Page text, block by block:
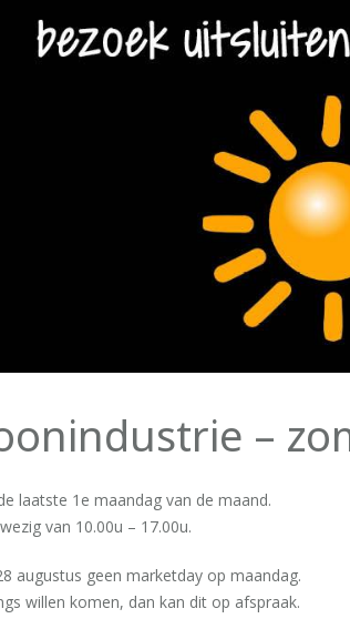
–
laatste 1e maandag van de maand.
van 10.00u – 17.00u.
augustus geen marketday op maandag.
willen komen, dan kan dit op afspraak.